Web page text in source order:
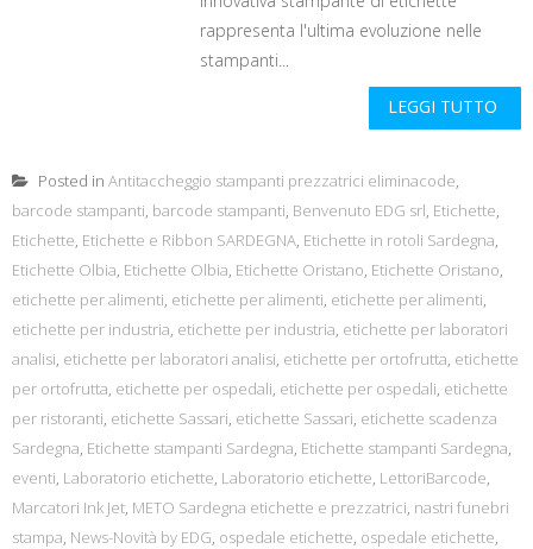
rappresenta l'ultima evoluzione nelle
stampanti...
LEGGI TUTTO
Posted in Antitaccheggio stampanti prezzatrici eliminacode,
barcode stampanti, barcode stampanti, Benvenuto EDG srl, Etichette,
Etichette, Etichette e Ribbon SARDEGNA, Etichette in rotoli Sardegna,
Etichette Olbia, Etichette Olbia, Etichette Oristano, Etichette Oristano,
etichette per alimenti, etichette per alimenti, etichette per alimenti,
etichette per industria, etichette per industria, etichette per laboratori
analisi, etichette per laboratori analisi, etichette per ortofrutta, etichette
per ortofrutta, etichette per ospedali, etichette per ospedali, etichette
per ristoranti, etichette Sassari, etichette Sassari, etichette scadenza
Sardegna, Etichette stampanti Sardegna, Etichette stampanti Sardegna,
eventi, Laboratorio etichette, Laboratorio etichette, LettoriBarcode,
Marcatori Ink Jet, METO Sardegna etichette e prezzatrici, nastri funebri
stampa, News-Novità by EDG, ospedale etichette, ospedale etichette,